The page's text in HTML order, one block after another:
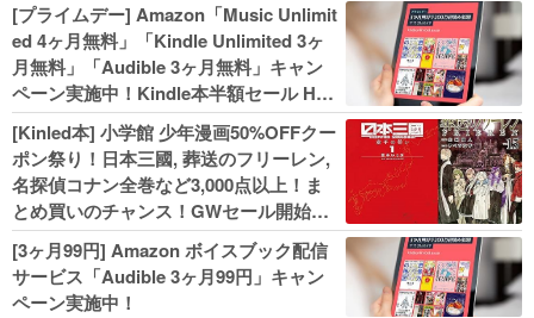
[プライムデー] Amazon「Music Unlimit
ed 4ヶ月無料」「Kindle Unlimited 3ヶ
月無料」「Audible 3ヶ月無料」キャン
ペーン実施中！Kindle本半額セール HU
NTER×HUNTERなど集英社、無職転生,
幼女戦記などKADOKAWA、キャプテン
翼100円セールも！
[Kinled本] 小学館 少年漫画50%OFFクー
ポン祭り！日本三國, 葬送のフリーレン,
名探偵コナン全巻など3,000点以上！ま
とめ買いのチャンス！GWセール開始！
人気コミック多数 カドカワ祭やIT関連本
がセールに！
[3ヶ月99円] Amazon ボイスブック配信
サービス「Audible 3ヶ月99円」キャン
ペーン実施中！